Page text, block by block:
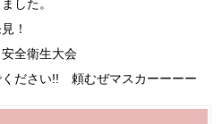
した。
！
全衛生大会
ください!! 頼むぜマスカーーーー